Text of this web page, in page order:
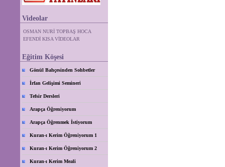
Videolar
OSMAN NURİ TOPBAŞ HOCA
EFENDİ KISA VİDEOLAR
Eğitim Köşesi
Gönül Bahçesinden Sohbetler
İrfan Gelişimi Semineri
Tefsir Dersleri
Arapça Öğreniyorum
Arapça Öğrenmek İstiyorum
Kuran-ı Kerim Öğreniyorum 1
Kuran-ı Kerim Öğreniyorum 2
Kuran-ı Kerim Meali